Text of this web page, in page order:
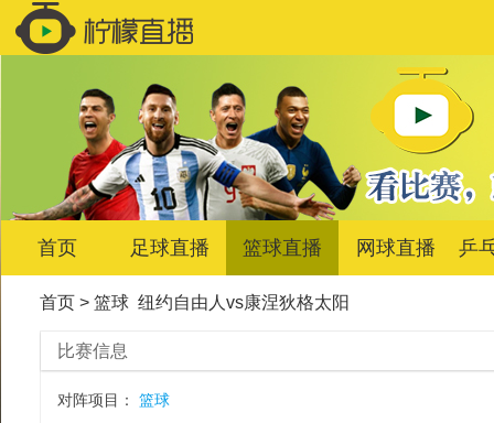
首页 足球直播 篮球直播 网球直播 乒
首页> 篮球 纽约自由人vs康涅狄格太阳
比赛信息
对阵项目： 篮球